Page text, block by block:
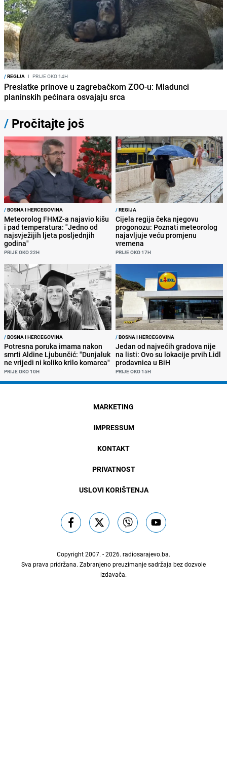
/REGIJA I PRIJE OKO 14H
Preslatke prinove u zagrebačkom ZOO-u: Mladunci
planinskih pećinara osvajaju srca
/ Pročitajte još
/BOSNA I HERCEGOVINA
Meteorolog FHMZ-a najavio kišu
i pad temperatura: "Jedno od
najsvježijih ljeta posljednjih
godina"
PRIJE OKO 22H
/REGIJA
Cijela regija čeka njegovu
progonozu: Poznati meteorolog
najavljuje veću promjenu
vremena
PRIJE OKO 17H
/BOSNA I HERCEGOVINA
Potresna poruka imama nakon
smrti Aldine Ljubunčić: "Dunjaluk
ne vrijedi ni koliko krilo komarca"
PRIJE OKO 10H
/BOSNA I HERCEGOVINA
Jedan od najvećih gradova nije
na listi: Ovo su lokacije prvih Lidl
prodavnica u BiH
PRIJE OKO 15H
MARKETING
IMPRESSUM
KONTAKT
PRIVATNOST
USLOVI KORIŠTENJA
Copyright 2007. - 2026. radiosarajevo.ba.
Sva prava pridržana. Zabranjeno preuzimanje sadržaja bez dozvole
izdavača.